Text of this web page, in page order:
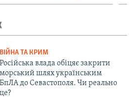
ВІЙНА ТА КРИМ
Російська влада обіцяє закрити
морський шлях українським
БпЛА до Севастополя. Чи реально
це?